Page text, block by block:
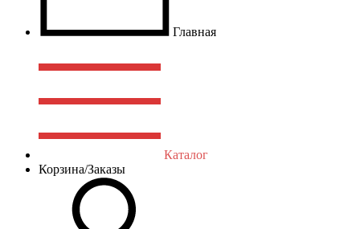
Главная
Каталог
Корзина/Заказы